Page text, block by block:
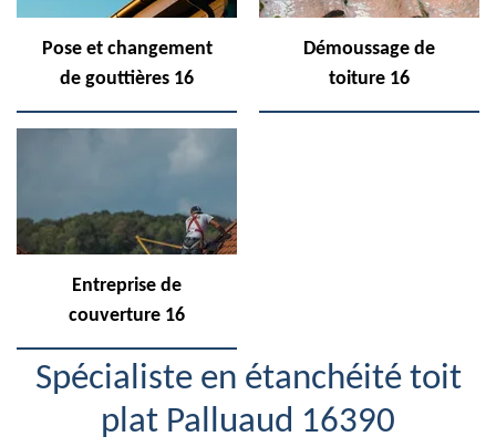
Pose et changement
de gouttières 16
Démoussage de
toiture 16
Entreprise de
couverture 16
Spécialiste en étanchéité toit
plat Palluaud 16390